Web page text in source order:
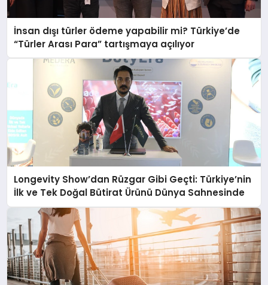
İnsan dışı türler ödeme yapabilir mi? Türkiye’de
“Türler Arası Para” tartışmaya açılıyor
Longevity Show’dan Rüzgar Gibi Geçti: Türkiye’nin
İlk ve Tek Doğal Bütirat Ürünü Dünya Sahnesinde